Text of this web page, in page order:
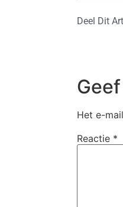
Deel Dit
Het e-
Reactie *